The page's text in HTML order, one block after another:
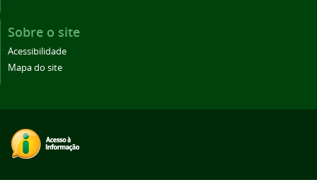
Sobre o site
Acessibilidade
Mapa do site